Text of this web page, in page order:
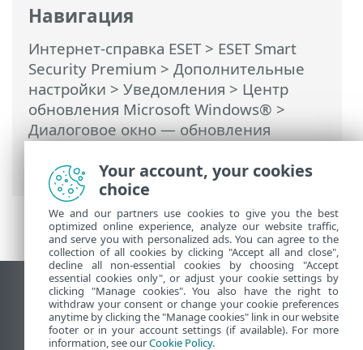
Навигация
Интернет-справка ESET> ESET Smart
Security Premium > Дополнительные
настройки > Уведомления > Центр
обновления Microsoft Windows® >
Диалоговое окно — обновления
обновлениях
Использовать сайт для ПК
End of Life
База знаний ESET
Your account, your cookies
choice
We and our partners use cookies to give you the best
optimized online experience, analyze our website traffic,
and serve you with personalized ads. You can agree to the
collection of all cookies by clicking "Accept all and close",
decline all non-essential cookies by choosing "Accept
essential cookies only", or adjust your cookie settings by
clicking "Manage cookies". You also have the right to
withdraw your consent or change your cookie preferences
anytime by clicking the "Manage cookies" link in our website
footer or in your account settings (if available). For more
information, see ourCookie Policy.